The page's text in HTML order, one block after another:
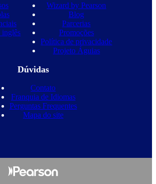
inglês
Wizard by Pearson
Blog
Parcerias
Promoções
Política de privacidade
Projeto Águias
Dúvidas
Contato
Franquia de Idiomas
Perguntas Frequentes
Mapa do site